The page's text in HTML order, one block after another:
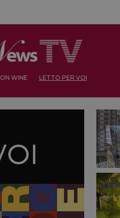
ON WINE LETTO PER VOI